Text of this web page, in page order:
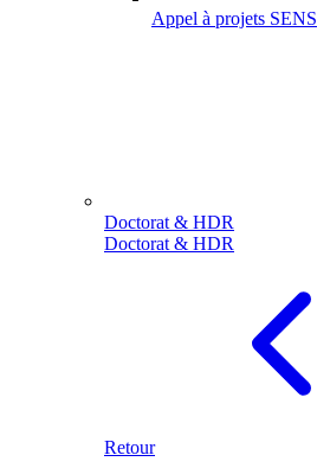
Appel à projets SENS
Doctorat & HDR
Doctorat & HDR
Retour